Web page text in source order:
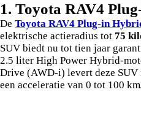
1. Toyota RAV4
De Toyota RAV4 Plug-in
elektrische actieradius tot 75
SUV biedt nu tot tien jaar
2.5 liter High Power Hybrid-
Drive (AWD-i) levert deze
een acceleratie van 0 tot 100